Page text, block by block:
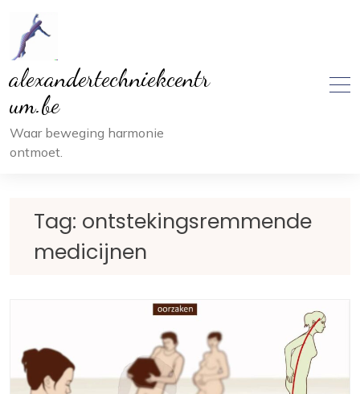
inhoud
alexandertechniekcentr
um.be
Waar beweging harmonie
ontmoet.
Tag: ontstekingsremmende
medicijnen